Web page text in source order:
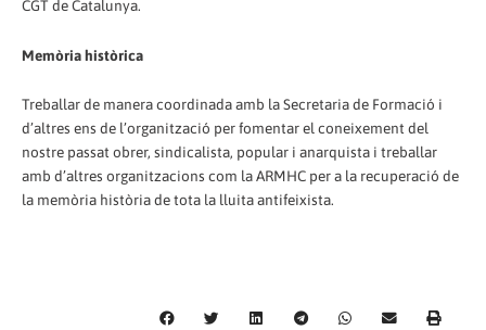
CGT de Catalunya.
Memòria històrica
Treballar de manera coordinada amb la Secretaria de Formació i
d’altres ens de l’organització per fomentar el coneixement del
nostre passat obrer, sindicalista, popular i anarquista i treballar
amb d’altres organitzacions com la ARMHC per a la recuperació de
la memòria història de tota la lluita antifeixista.